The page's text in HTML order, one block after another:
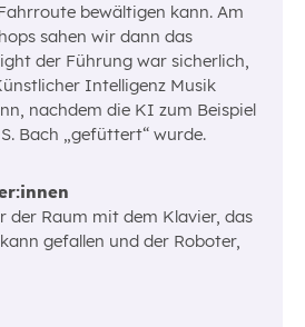
bewältigen kann. Am
sahen wir dann das
der Führung war sicherlich,
Intelligenz Musik
nachdem die KI zum Beispiel
Bach „gefüttert“ wurde.
der Raum mit dem Klavier, das
gefallen und der Roboter,